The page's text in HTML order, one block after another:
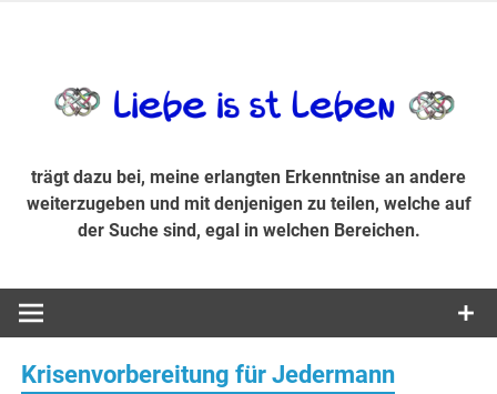
Suche sind, egal in welchen Bereichen.
trägt dazu bei, meine erlangten Erkenntnise an andere
weiterzugeben und mit denjenigen zu teilen, welche auf
der Suche sind, egal in welchen Bereichen.
Krisenvorbereitung für Jedermann